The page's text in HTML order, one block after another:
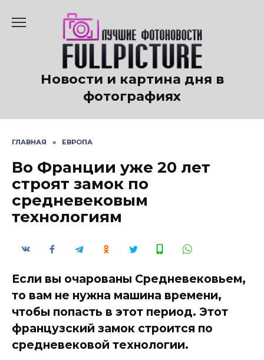
содержанию
Новости и картина дня в
фотографиях
ГЛАВНАЯ » ЕВРОПА
Во Франции уже 20 лет
строят замок по
средневековым
технологиям
Если вы очарованы Средневековьем,
то вам не нужна машина времени,
чтобы попасть в этот период. Этот
французский замок строится по
средневековой технологии.